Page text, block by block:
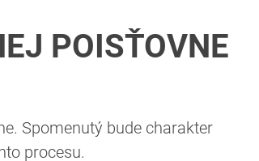
POISŤOVNE
Spomenutý bude charakter
procesu.